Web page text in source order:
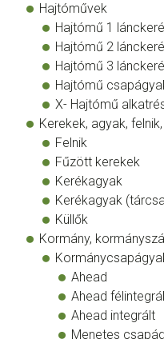
Hajtóművek
Hajtómű 1
Hajtómű 2
Hajtómű 3
Hajtómű
X- Hajtómű
Kerekek, agyak,
Felnik
Fűzött kerekek
Kerékagyak
Kerékagyak
Küllők
Kormány,
Ahead
Ahead
Ahead integrált
Menetes